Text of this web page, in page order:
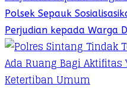
Polsek Sepauk
Perjudian kepada Warga